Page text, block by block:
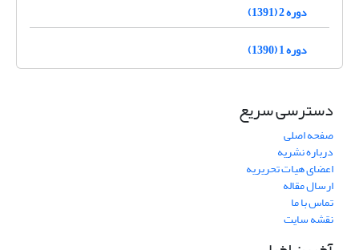
دوره 2 (1391)
دوره 1 (1390)
دسترسی سریع
صفحه اصلی
درباره نشریه
اعضای هیات تحریریه
ارسال مقاله
تماس با ما
نقشه سایت